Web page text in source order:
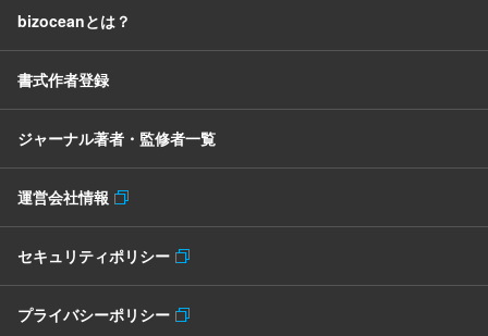
bizoceanとは？
書式作者登録
ジャーナル著者・監修者一覧
運営会社情報
セキュリティポリシー
プライバシーポリシー